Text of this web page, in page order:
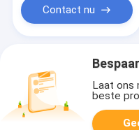
Contact nu
Laat ons
beste